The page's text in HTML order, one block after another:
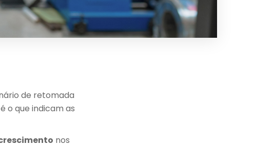
de retomada
o que indicam as
nos